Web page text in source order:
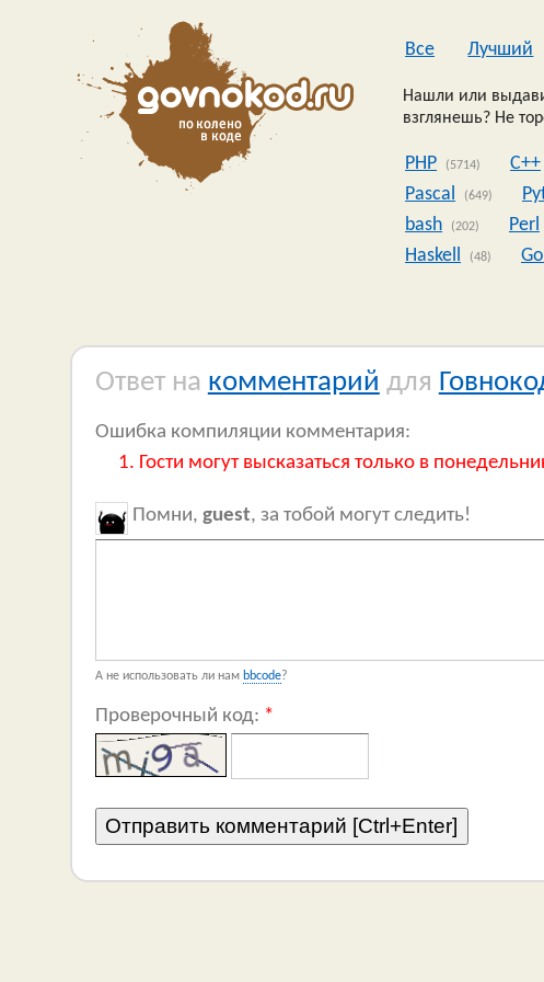
Все Лучший
Нашли или
взглянешь? Не
PHP (5714) C++
Pascal (649)
bash (202) Perl
Haskell (48) Go
Ответ на комментарий для
Ошибка компиляции комментария:
Гости могут высказаться только в
Помни, guest, за тобой могут следить!
А не использовать ли нам bbcode?
Проверочный код: *